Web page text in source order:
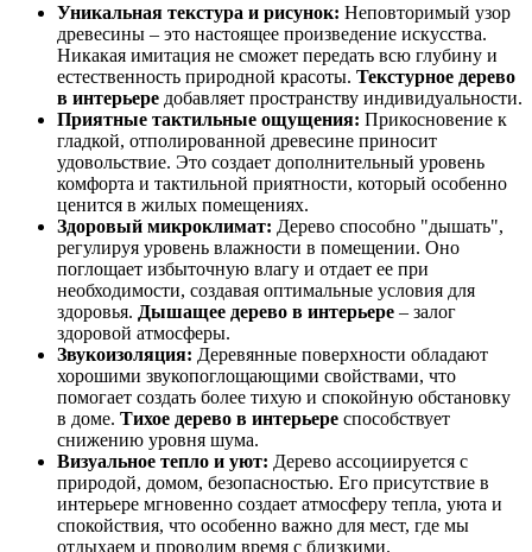
Уникальная текстура и рисунок: Неповторимый узор
древесины – это настоящее произведение искусства.
Никакая имитация не сможет передать всю глубину и
естественность природной красоты. Текстурное дерево
в интерьере добавляет пространству индивидуальности.
Приятные тактильные ощущения: Прикосновение к
гладкой, отполированной древесине приносит
удовольствие. Это создает дополнительный уровень
комфорта и тактильной приятности, который особенно
ценится в жилых помещениях.
Здоровый микроклимат: Дерево способно "дышать",
регулируя уровень влажности в помещении. Оно
поглощает избыточную влагу и отдает ее при
необходимости, создавая оптимальные условия для
здоровья. Дышащее дерево в интерьере – залог
здоровой атмосферы.
Звукоизоляция: Деревянные поверхности обладают
хорошими звукопоглощающими свойствами, что
помогает создать более тихую и спокойную обстановку
в доме. Тихое дерево в интерьере способствует
снижению уровня шума.
Визуальное тепло и уют: Дерево ассоциируется с
природой, домом, безопасностью. Его присутствие в
интерьере мгновенно создает атмосферу тепла, уюта и
спокойствия, что особенно важно для мест, где мы
отдыхаем и проводим время с близкими.